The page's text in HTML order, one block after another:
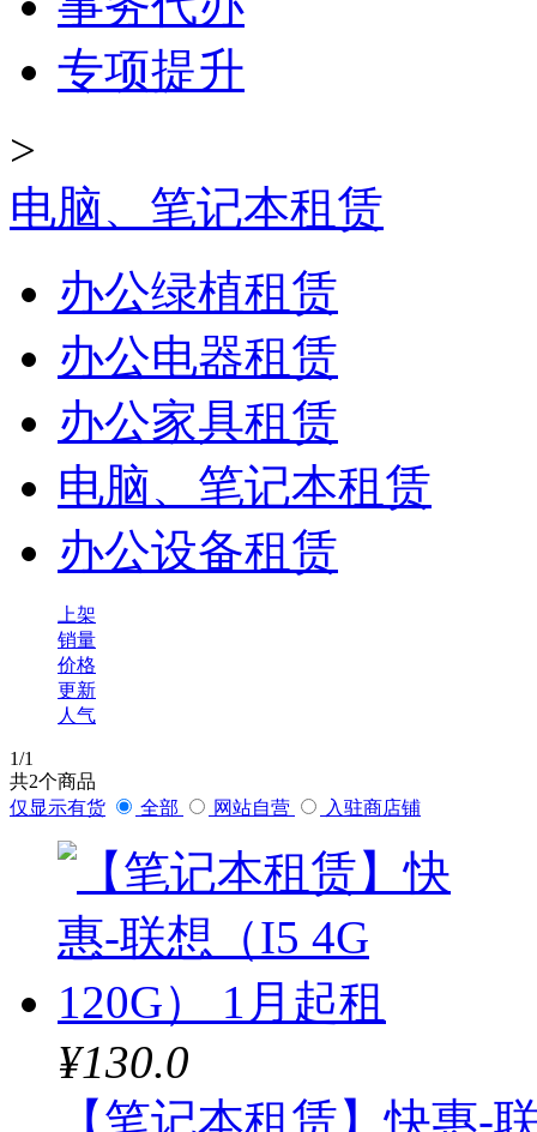
专项提升
>
电脑、笔记本租赁
办公绿植租赁
办公电器租赁
办公家具租赁
电脑、笔记本租赁
办公设备租赁
上架
销量
价格
更新
人气
1/1
共2个商品
仅显示有货
全部 网站自营 入驻商店铺
¥130.0
【笔记本租赁】快惠-